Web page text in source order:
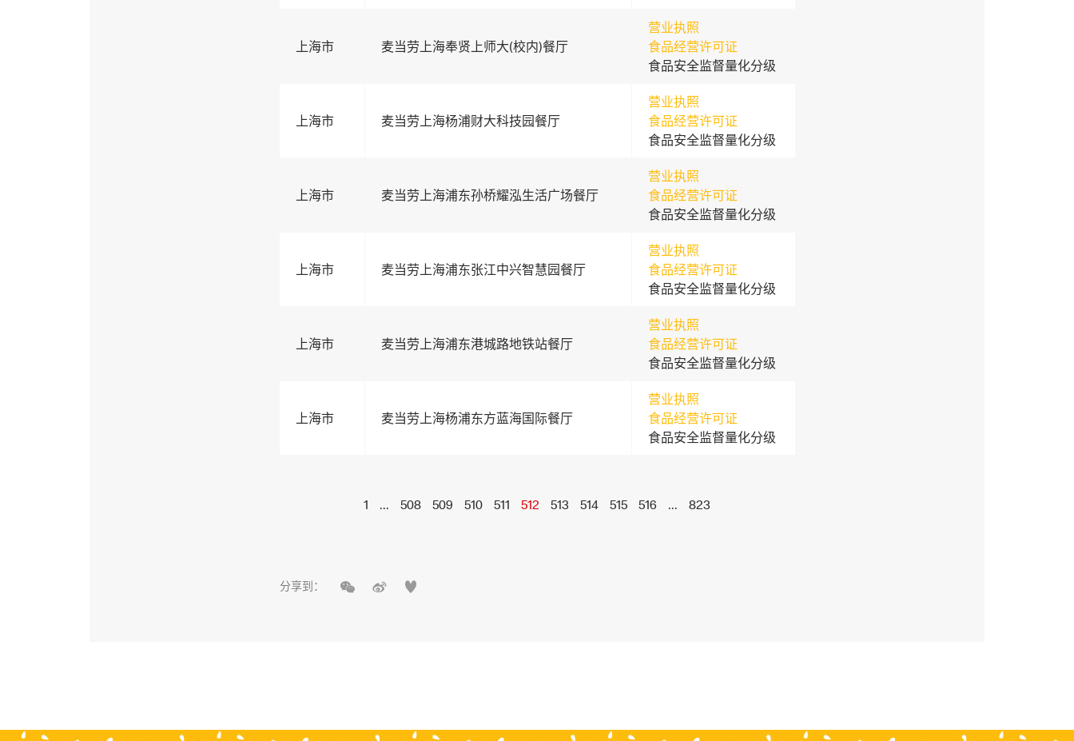
上海市 麦当劳上海奉贤上师大(校内)餐厅
营业执照
食品经营许可证
食品安全监督量化分级
上海市 麦当劳上海杨浦财大科技园餐厅
营业执照
食品经营许可证
食品安全监督量化分级
上海市 麦当劳上海浦东孙桥耀泓生活广场餐厅
营业执照
食品经营许可证
食品安全监督量化分级
上海市 麦当劳上海浦东张江中兴智慧园餐厅
营业执照
食品经营许可证
食品安全监督量化分级
上海市 麦当劳上海浦东港城路地铁站餐厅
营业执照
食品经营许可证
食品安全监督量化分级
上海市 麦当劳上海杨浦东方蓝海国际餐厅
营业执照
食品经营许可证
食品安全监督量化分级
1 ... 508 509 510 511 512 513 514 515 516 ... 823
分享到：   